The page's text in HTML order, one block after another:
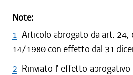
Note:
1 Articolo abrogato da art. 24,
14/1980 con effetto dal 31
2 Rinviato l' effetto abrogativo